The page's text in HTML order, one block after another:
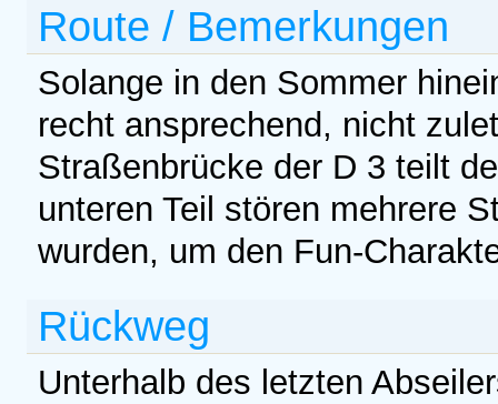
Route / Bemerkungen
Solange in den Sommer
recht ansprechend, nicht
Straßenbrücke der D 3 teilt
unteren Teil stören mehrere
wurden, um den Fun-
Rückweg
Unterhalb des letzten